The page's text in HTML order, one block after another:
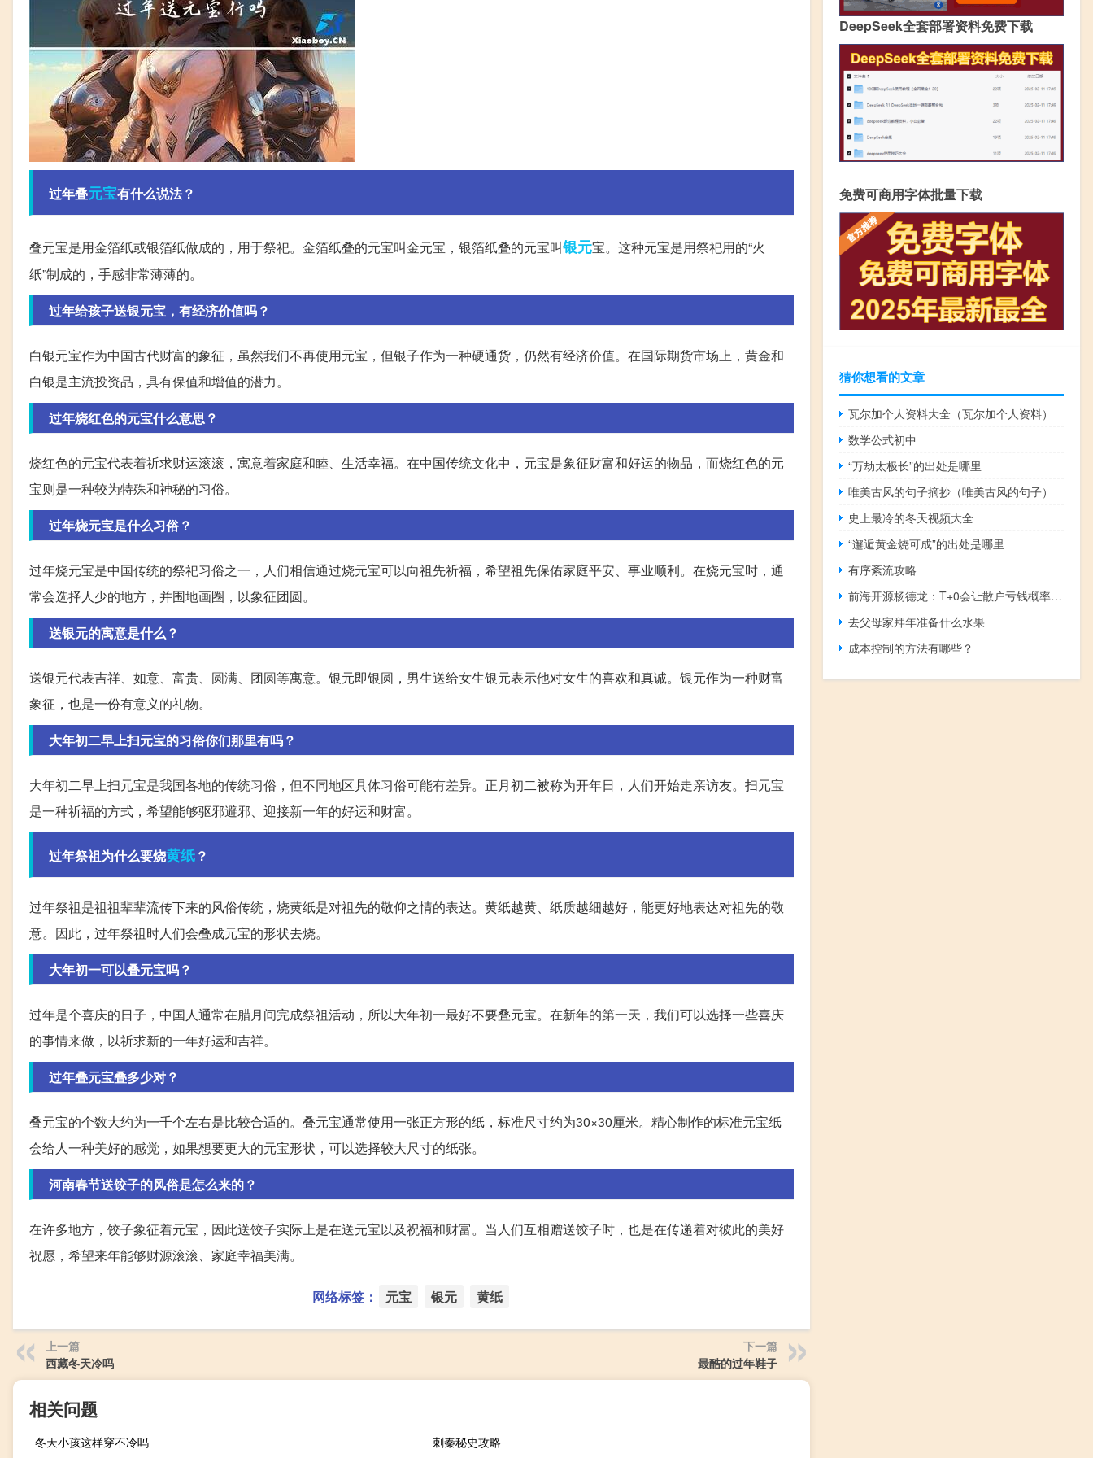
过年叠元宝有什么说法？
叠元宝是用金箔纸或银箔纸做成的，用于祭祀。金箔纸叠的元宝叫金元宝，银箔纸叠的元宝叫银元宝。这种元宝是用祭祀用的“火
纸”制成的，手感非常薄薄的。
过年给孩子送银元宝，有经济价值吗？
白银元宝作为中国古代财富的象征，虽然我们不再使用元宝，但银子作为一种硬通货，仍然有经济价值。在国际期货市场上，黄金和
白银是主流投资品，具有保值和增值的潜力。
过年烧红色的元宝什么意思？
烧红色的元宝代表着祈求财运滚滚，寓意着家庭和睦、生活幸福。在中国传统文化中，元宝是象征财富和好运的物品，而烧红色的元
宝则是一种较为特殊和神秘的习俗。
过年烧元宝是什么习俗？
过年烧元宝是中国传统的祭祀习俗之一，人们相信通过烧元宝可以向祖先祈福，希望祖先保佑家庭平安、事业顺利。在烧元宝时，通
常会选择人少的地方，并围地画圈，以象征团圆。
送银元的寓意是什么？
送银元代表吉祥、如意、富贵、圆满、团圆等寓意。银元即银圆，男生送给女生银元表示他对女生的喜欢和真诚。银元作为一种财富
象征，也是一份有意义的礼物。
大年初二早上扫元宝的习俗你们那里有吗？
大年初二早上扫元宝是我国各地的传统习俗，但不同地区具体习俗可能有差异。正月初二被称为开年日，人们开始走亲访友。扫元宝
是一种祈福的方式，希望能够驱邪避邪、迎接新一年的好运和财富。
过年祭祖为什么要烧黄纸？
过年祭祖是祖祖辈辈流传下来的风俗传统，烧黄纸是对祖先的敬仰之情的表达。黄纸越黄、纸质越细越好，能更好地表达对祖先的敬
意。因此，过年祭祖时人们会叠成元宝的形状去烧。
大年初一可以叠元宝吗？
过年是个喜庆的日子，中国人通常在腊月间完成祭祖活动，所以大年初一最好不要叠元宝。在新年的第一天，我们可以选择一些喜庆
的事情来做，以祈求新的一年好运和吉祥。
过年叠元宝叠多少对？
叠元宝的个数大约为一千个左右是比较合适的。叠元宝通常使用一张正方形的纸，标准尺寸约为30×30厘米。精心制作的标准元宝纸
会给人一种美好的感觉，如果想要更大的元宝形状，可以选择较大尺寸的纸张。
河南春节送饺子的风俗是怎么来的？
在许多地方，饺子象征着元宝，因此送饺子实际上是在送元宝以及祝福和财富。当人们互相赠送饺子时，也是在传递着对彼此的美好
祝愿，希望来年能够财源滚滚、家庭幸福美满。
网络标签： 元宝 银元 黄纸
上一篇
西藏冬天冷吗
下一篇
最酷的过年鞋子
相关问题
冬天小孩这样穿不冷吗 刺秦秘史攻略
DeepSeek全套部署资料免费下载
免费可商用字体批量下载
猜你想看的文章
瓦尔加个人资料大全（瓦尔加个人资料）
数学公式初中
“万劫太极长”的出处是哪里
唯美古风的句子摘抄（唯美古风的句子）
史上最冷的冬天视频大全
“邂逅黄金烧可成”的出处是哪里
有序紊流攻略
前海开源杨德龙：T+0会让散户亏钱概率更高 原来两年亏完的资金可能两月就亏完
去父母家拜年准备什么水果
成本控制的方法有哪些？